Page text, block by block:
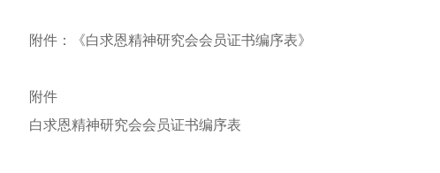
附件：《白求恩精神研究会会员证书编序表》
附件
白求恩精神研究会会员证书编序表